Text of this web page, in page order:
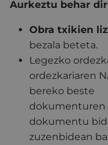
Aurkeztu behar
Obra txikien
bezala beteta.
Legezko
ordezkariaren
bereko beste
dokumenturen
dokumentu
zuzenbidean